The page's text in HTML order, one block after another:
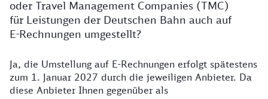
oder Travel Management Companies (TMC)
für Leistungen der Deutschen Bahn auch auf
E-Rechnungen umgestellt?
Ja, die Umstellung auf E-Rechnungen erfolgt spätestens
zum 1. Januar 2027 durch die jeweiligen Anbieter. Da
diese Anbieter Ihnen gegenüber als